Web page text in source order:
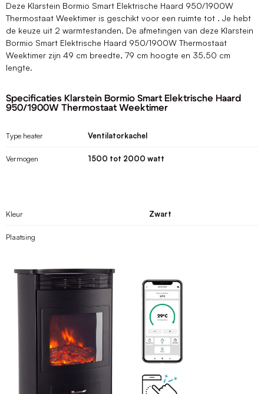
Deze Klarstein Bormio Smart Elektrische Haard 950/1900W
Thermostaat Weektimer is geschikt voor een ruimte tot . Je hebt
de keuze uit 2 warmtestanden. De afmetingen van deze Klarstein
Bormio Smart Elektrische Haard 950/1900W Thermostaat
Weektimer zijn 49 cm breedte, 79 cm hoogte en 35.50 cm
lengte.
Specificaties Klarstein Bormio Smart Elektrische Haard
950/1900W Thermostaat Weektimer
Type heater Ventilatorkachel
Vermogen 1500 tot 2000 watt
Kleur Zwart
Plaatsing